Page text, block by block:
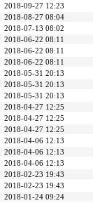
2018-09-27 12:23
2018-08-27 08:04
2018-07-13 08:02
2018-06-22 08:11
2018-06-22 08:11
2018-06-22 08:11
2018-05-31 20:13
2018-05-31 20:13
2018-05-31 20:13
2018-04-27 12:25
2018-04-27 12:25
2018-04-27 12:25
2018-04-06 12:13
2018-04-06 12:13
2018-04-06 12:13
2018-02-23 19:43
2018-02-23 19:43
2018-01-24 09:24